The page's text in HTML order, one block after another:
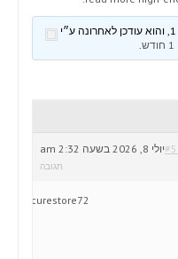
.
יולי 8, 2026 בשעה 2:32 am
תגובה
curestore72